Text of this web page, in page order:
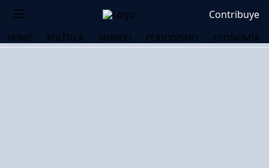
Contribuye
HOME POLÍTICA MUNDO PERIODISMO ECONOMÍA